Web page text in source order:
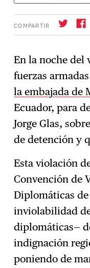
COMPARTIR
→ Suscríbase
En la noche del
fuerzas
la embajada de
Ecuador, para
Jorge Glas,
de detención y
Esta violación
Convención de
Diplomáticas de
inviolabilidad
diplomáticas—
indignación
poniendo de